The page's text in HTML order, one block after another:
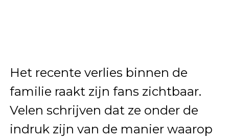
Het recente verlies binnen de
familie raakt zijn fans zichtbaar.
Velen schrijven dat ze onder de
indruk zijn van de manier waarop